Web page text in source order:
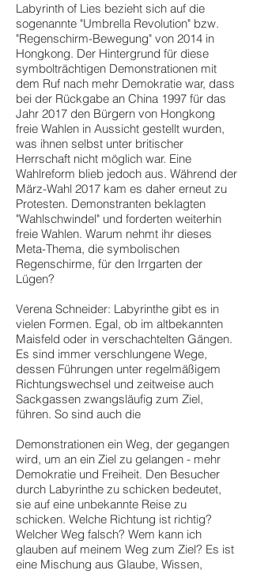
Labyrinth of Lies bezieht sich auf die
sogenannte "Umbrella Revolution" bzw.
"Regenschirm-Bewegung" von 2014 in
Hongkong. Der Hintergrund für diese
symbolträchtigen Demonstrationen mit
dem Ruf nach mehr Demokratie war, dass
bei der Rückgabe an China 1997 für das
Jahr 2017 den Bürgern von Hongkong
freie Wahlen in Aussicht gestellt wurden,
was ihnen selbst unter britischer
Herrschaft nicht möglich war. Eine
Wahlreform blieb jedoch aus. Während der
März-Wahl 2017 kam es daher erneut zu
Protesten. Demonstranten beklagten
"Wahlschwindel" und forderten weiterhin
freie Wahlen. Warum nehmt ihr dieses
Meta-Thema, die symbolischen
Regenschirme, für den Irrgarten der
Lügen?
Verena Schneider: Labyrinthe gibt es in
vielen Formen. Egal, ob im altbekannten
Maisfeld oder in verschachtelten Gängen.
Es sind immer verschlungene Wege,
dessen Führungen unter regelmäßigem
Richtungswechsel und zeitweise auch
Sackgassen zwangsläufig zum Ziel,
führen. So sind auch die
Demonstrationen ein Weg, der gegangen
wird, um an ein Ziel zu gelangen - mehr
Demokratie und Freiheit. Den Besucher
durch Labyrinthe zu schicken bedeutet,
sie auf eine unbekannte Reise zu
schicken. Welche Richtung ist richtig?
Welcher Weg falsch? Wem kann ich
glauben auf meinem Weg zum Ziel? Es ist
eine Mischung aus Glaube, Wissen,